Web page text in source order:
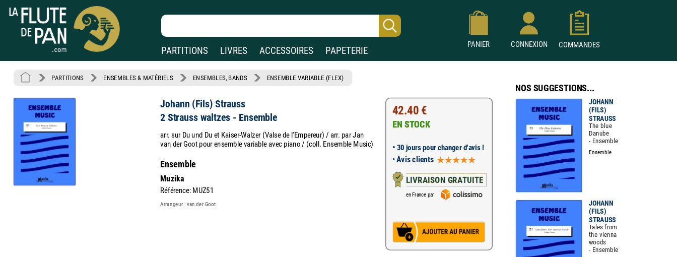
PARTITIONS LIVRES ACCESSOIRES PAPETERIE
PANIER CONNEXION COMMANDES
PARTITIONS ENSEMBLES & MATÉRIELS ENSEMBLES, BANDS ENSEMBLE VARIABLE (FLEX)
Johann (Fils) Strauss
2 Strauss waltzes - Ensemble
arr. sur Du und Du et Kaiser-Walzer (Valse de l'Empereur) / arr. par Jan
van der Goot pour ensemble variable avec piano / (coll. Ensemble Music)
Ensemble
Muzika
Référence: MUZ51
Arrangeur : van der Goot
42.40 €
EN STOCK
• 30 jours pour changer d'avis !
•Avis clients
LIVRAISON GRATUITE
en France par
NOS SUGGESTIONS...
JOHANN
(FILS)
STRAUSS
The blue
Danube
- Ensemble
Ensemble
JOHANN
(FILS)
STRAUSS
Tales from
the vienna
woods
- Ensemble